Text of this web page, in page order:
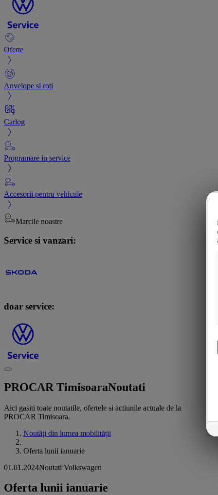
Oferte
Anvelope si roti
Carlog
Programare in service
Accesorii pentru vehicule
Marcile noastre
Service si vanzari:
doar service:
PROCAR TimisoaraNoutati
Aici gasiti toate noutatile, ofertele si actiunile actuale de la
PROCAR Timisoara.
Noutăți din lumea mobilității
Oferta lunii ianuarie
01.01.2024Noutati Volkswagen
Oferta lunii ianuarie